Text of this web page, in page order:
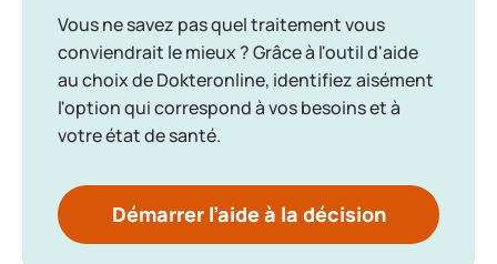
Vous ne savez pas quel traitement vous
conviendrait le mieux ? Grâce à l'outil d'aide
au choix de Dokteronline, identifiez aisément
l'option qui correspond à vos besoins et à
votre état de santé.
Démarrer l’aide à la décision